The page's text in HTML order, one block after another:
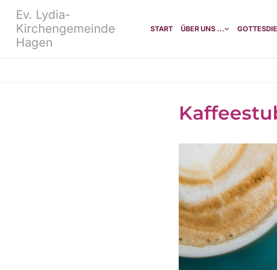
Ev. Lydia-
Kirchengemeinde
Hagen
START ÜBER UNS ...